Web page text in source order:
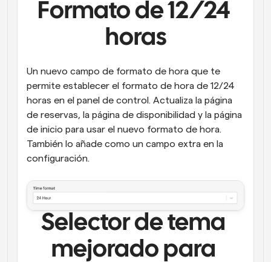
Enlaces de Grupo Dinámico
Reserva reuniones de forma fluida con varias personas
Recibe notificaciones cuando ocurra algo
Formato de 12/24
horas
Un nuevo campo de formato de hora que te
permite establecer el formato de hora de 12/24
horas en el panel de control. Actualiza la página
de reservas, la página de disponibilidad y la página
de inicio para usar el nuevo formato de hora.
También lo añade como un campo extra en la
configuración.
Selector de tema
mejorado para